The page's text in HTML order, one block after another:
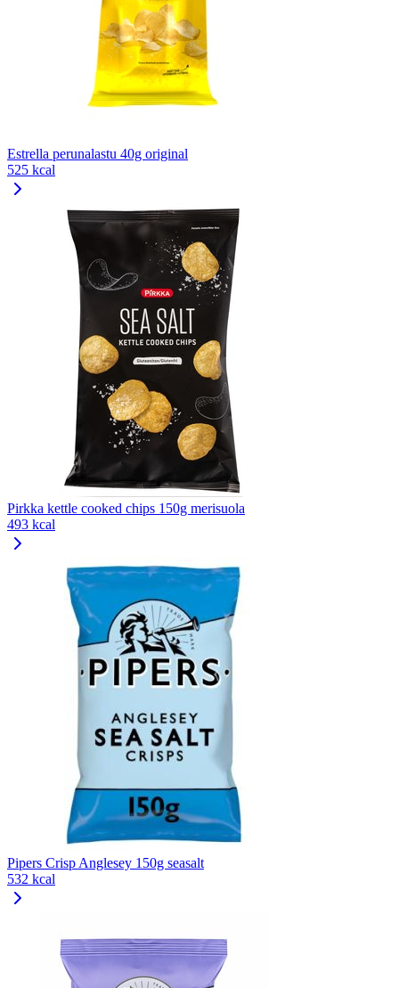
Estrella perunalastu 40g original
525 kcal
Pirkka kettle cooked chips 150g merisuola
493 kcal
Pipers Crisp Anglesey 150g seasalt
532 kcal